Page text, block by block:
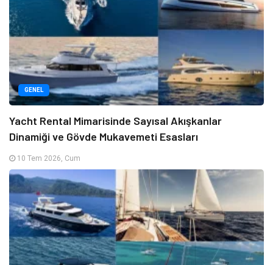
GENEL
Yacht Rental Mimarisinde Sayısal Akışkanlar
Dinamiği ve Gövde Mukavemeti Esasları
10 Tem 2026, Cum